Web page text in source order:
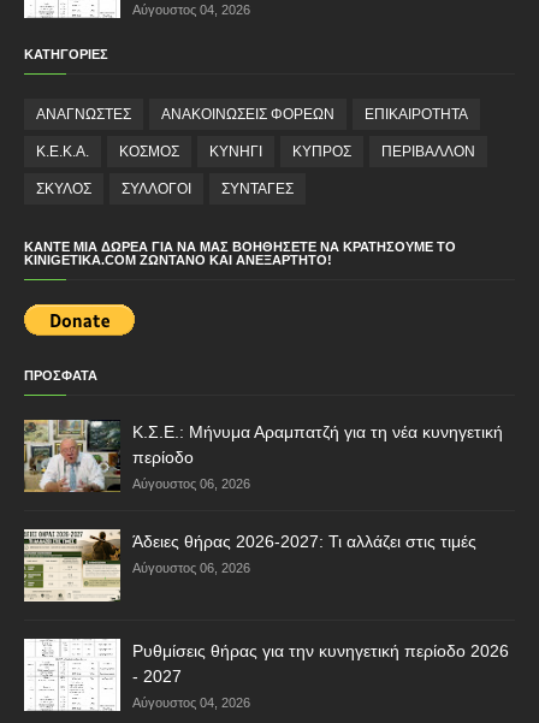
Αύγουστος 04, 2026
ΚΑΤΗΓΟΡΙΕΣ
ΑΝΑΓΝΩΣΤΕΣ ΑΝΑΚΟΙΝΩΣΕΙΣ ΦΟΡΕΩΝ ΕΠΙΚΑΙΡΟΤΗΤΑ
Κ.Ε.Κ.Α. ΚΟΣΜΟΣ ΚΥΝΗΓΙ ΚΥΠΡΟΣ ΠΕΡΙΒΑΛΛΟΝ
ΣΚΥΛΟΣ ΣΥΛΛΟΓΟΙ ΣΥΝΤΑΓΕΣ
ΚΆΝΤΕ ΜΙΑ ΔΩΡΕΆ ΓΙΑ ΝΑ ΜΑΣ ΒΟΗΘΉΣΕΤΕ ΝΑ ΚΡΑΤΉΣΟΥΜΕ ΤΟ
KINIGETIKA.COM ΖΩΝΤΑΝΌ ΚΑΙ ΑΝΕΞΆΡΤΗΤΟ!
ΠΡΟΣΦΑΤΑ
Κ.Σ.Ε.: Μήνυμα Αραμπατζή για τη νέα κυνηγετική
περίοδο
Αύγουστος 06, 2026
Άδειες θήρας 2026-2027: Τι αλλάζει στις τιμές
Αύγουστος 06, 2026
Ρυθμίσεις θήρας για την κυνηγετική περίοδο 2026
- 2027
Αύγουστος 04, 2026